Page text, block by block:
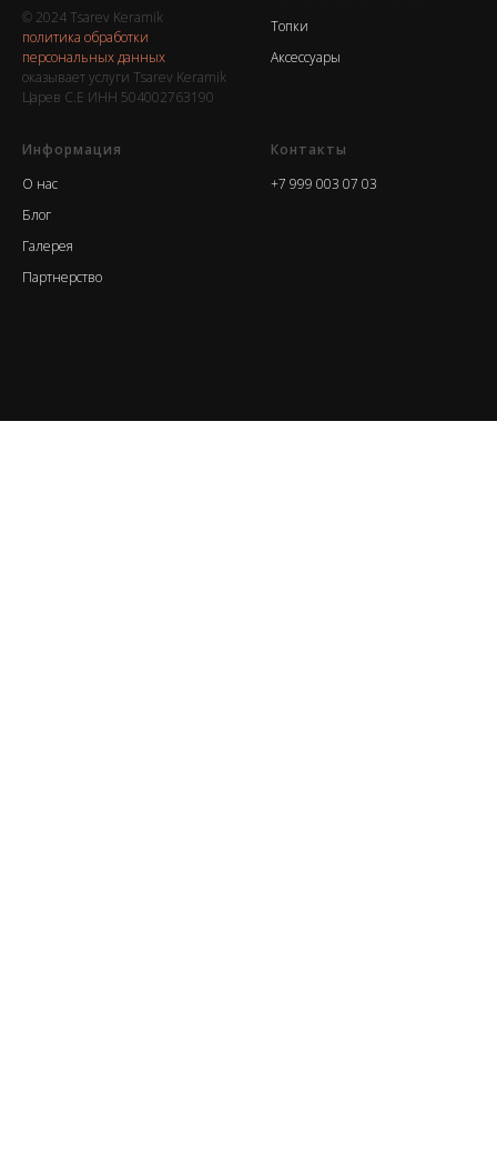
© 2024 Tsarev Keramik
политика обработки
персональных данных
оказывает услуги Tsarev Keramik
Царев С.Е ИНН 504002763190
Топки
Аксессуары
Информация
О нас
Блог
Галерея
Партнерство
Контакты
+7 999 003 07 03